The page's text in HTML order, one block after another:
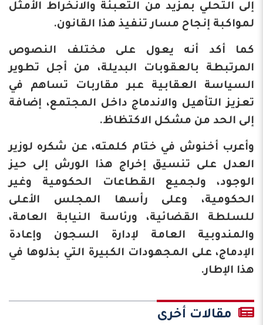
إلى التحلي بمزيد من التعبئة والانخراط الأمثل
لمواكبة إنجاح مسار تنفيذ هذا القانون.
كما أكد أنه يعول على مختلف النصوص
المرتبطة بالعقوبات البديلة، من أجل تطوير
السياسة العقابية عبر مقاربات تساهم في
تعزيز التأهيل والاندماج داخل المجتمع، إضافة
إلى الحد من مشكل الاكتظاظ.
وأعرب أخنوش في ختام كلمته، عن شكره لوزير
العدل على تنسيق إخراج هذا الورش إلى حيز
الوجود، ولجميع القطاعات الحكومية وغير
الحكومية، وعلى رأسها المجلس الأعلى
للسلطة القضائية، ورئاسة النيابة العامة،
والمندوبية العامة لإدارة السجون وإعادة
الإدماج، على المجهودات الكبيرة التي بذلوها في
هذا الإطار.
مقالات أخرى